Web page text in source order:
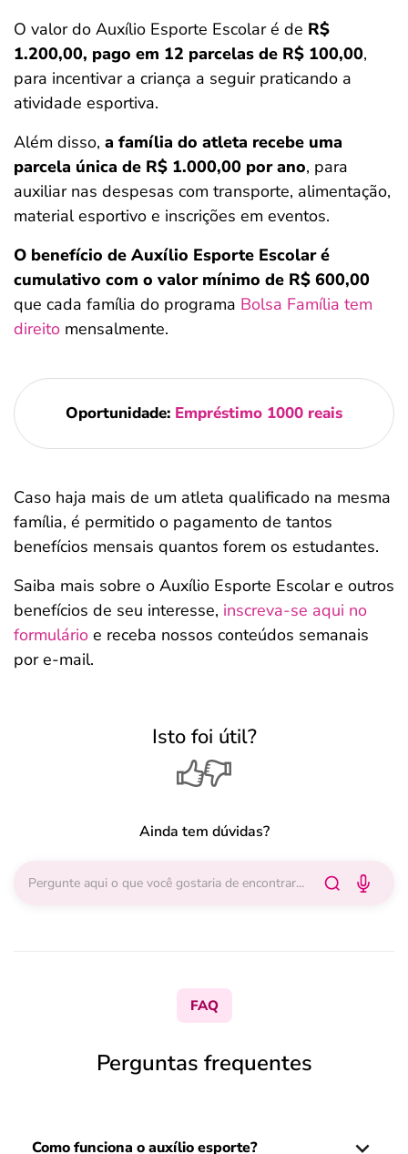
O valor do Auxílio Esporte Escolar é de R$
1.200,00, pago em 12 parcelas de R$ 100,00,
para incentivar a criança a seguir praticando a
atividade esportiva.
Além disso, a família do atleta recebe uma
parcela única de R$ 1.000,00 por ano, para
auxiliar nas despesas com transporte, alimentação,
material esportivo e inscrições em eventos.
O benefício de Auxílio Esporte Escolar é
cumulativo com o valor mínimo de R$ 600,00
que cada família do programa Bolsa Família tem
direito mensalmente.
Oportunidade: Empréstimo 1000 reais
Caso haja mais de um atleta qualificado na mesma
família, é permitido o pagamento de tantos
benefícios mensais quantos forem os estudantes.
Saiba mais sobre o Auxílio Esporte Escolar e outros
benefícios de seu interesse, inscreva-se aqui no
formulário e receba nossos conteúdos semanais
por e-mail.
Isto foi útil?
Ainda tem dúvidas?
FAQ
Perguntas frequentes
Como funciona o auxílio esporte?